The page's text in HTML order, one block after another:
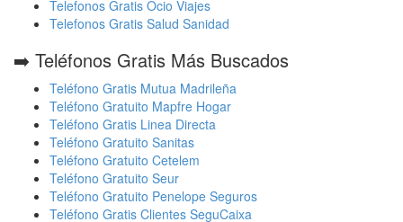
Telefonos Gratis Ocio Viajes
Telefonos Gratis Salud Sanidad
➡️ Teléfonos Gratis Más Buscados
Teléfono Gratis Mutua Madrileña
Teléfono Gratuito Mapfre Hogar
Teléfono Gratis Linea Directa
Teléfono Gratuito Sanitas
Teléfono Gratuito Cetelem
Teléfono Gratuito Seur
Teléfono Gratuito Penelope Seguros
Teléfono Gratis Clientes SeguCaixa